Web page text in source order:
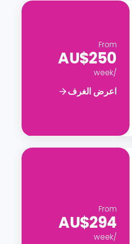
From
AU$250
/week
اعرض الغرف
From
AU$294
/week